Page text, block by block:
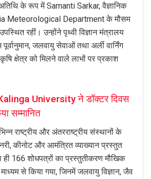
अतिथि के रूप में Samanti Sarkar, वैज्ञानिक
Meteorological Department के मौसम
रहीं। उन्होंने पृथ्वी विज्ञान मंत्रालय
जलवायु सेवाओं तथा अर्ली वार्निंग
क्षेत्र को मिलने वाले लाभों पर प्रकाश
University ने डॉक्‍टर दिवस
सम्‍मानित
राष्ट्रीय और अंतरराष्ट्रीय संस्थानों के
कीनोट और आमंत्रित व्याख्यान प्रस्तुत
166 शोधपत्रों का प्रस्तुतीकरण मौखिक
से किया गया, जिनमें जलवायु विज्ञान, जैव